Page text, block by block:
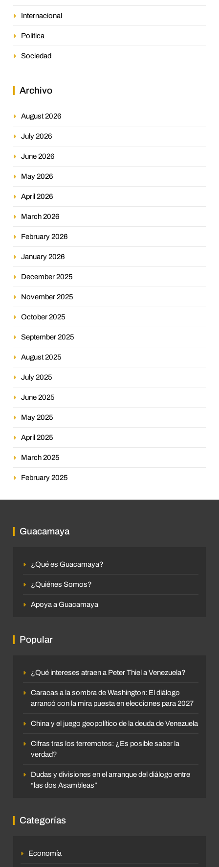
Internacional
Política
Sociedad
Archivo
August 2026
July 2026
June 2026
May 2026
April 2026
March 2026
February 2026
January 2026
December 2025
November 2025
October 2025
September 2025
August 2025
July 2025
June 2025
May 2025
April 2025
March 2025
February 2025
Guacamaya
¿Qué es Guacamaya?
¿Quiénes Somos?
Apoya a Guacamaya
Popular
¿Qué intereses atraen a Peter Thiel a Venezuela?
Caracas a la sombra de Washington: El diálogo
arrancó con la mira puesta en elecciones para 2027
China y el juego geopolítico de la deuda de Venezuela
Cifras tras los terremotos: ¿Es posible saber la
verdad?
Dudas y divisiones en el arranque del diálogo entre
“las dos Asambleas”
Categorías
Economía